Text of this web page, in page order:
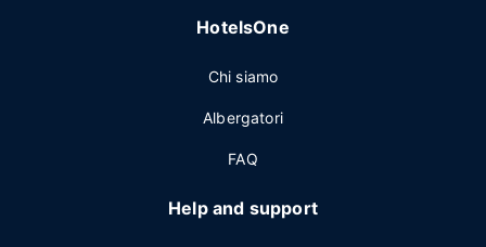
HotelsOne
Chi siamo
Albergatori
FAQ
Help and support